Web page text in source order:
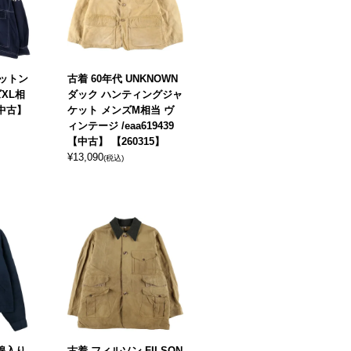
トン
相
】
古着 60年代 UNKNOWN
ダック ハンティングジャ
ケット メンズM相当 ヴ
ィンテージ /eaa619439
【中古】 【260315】
¥13,090(税込)